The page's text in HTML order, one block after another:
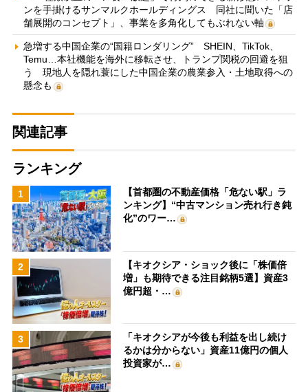
ンを手掛けるサンマルクホールディングス 同社に聞いた「店
舗展開のコンセプト」、事業を多角化してもぶれない軸
急増する中国企業の“国籍ロンダリング” SHEIN、TikTok、
Temu…本社機能を海外に移転させ、トランプ関税の回避を狙
う 現地人を隠れ蓑にした中国企業の農業参入・土地取得への
懸念も
関連記事
ランキング
1
【首都圏の不動産価格「危ない駅」ラ
ンキング】“中古マンション売れ行き鈍
化”のワー…
2
【キオクシア・ショック後に「株価倍
増」も期待できる注目銘柄5選】資産3
億円超・…
3
「キオクシアが今後も利益を出し続け
るかは分からない」資産11億円の個人
投資家が…